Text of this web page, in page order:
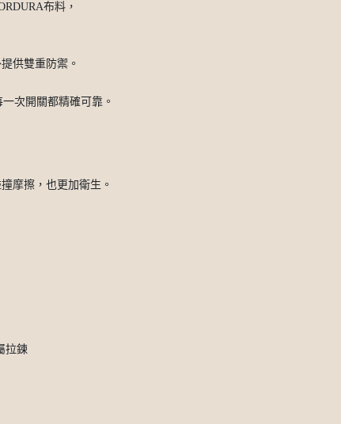
布料，
供雙重防禦。
次開關都精確可靠。
摩擦，也更加衛生。
拉鍊